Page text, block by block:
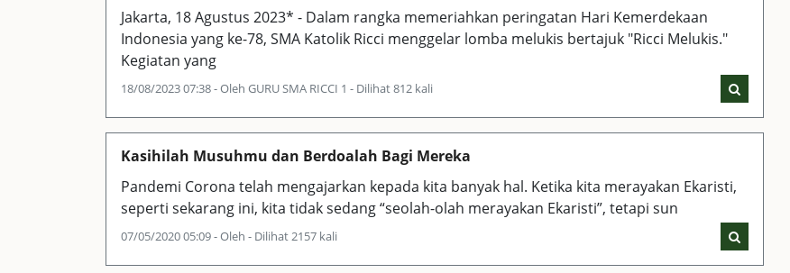
Jakarta, 18 Agustus 2023* - Dalam rangka memeriahkan peringatan Hari Kemerdekaan
Indonesia yang ke-78, SMA Katolik Ricci menggelar lomba melukis bertajuk "Ricci Melukis."
Kegiatan yang
18/08/2023 07:38 - Oleh GURU SMA RICCI 1 - Dilihat 812 kali
Kasihilah Musuhmu dan Berdoalah Bagi Mereka
Pandemi Corona telah mengajarkan kepada kita banyak hal. Ketika kita merayakan Ekaristi,
seperti sekarang ini, kita tidak sedang “seolah-olah merayakan Ekaristi”, tetapi sun
07/05/2020 05:09 - Oleh - Dilihat 2157 kali